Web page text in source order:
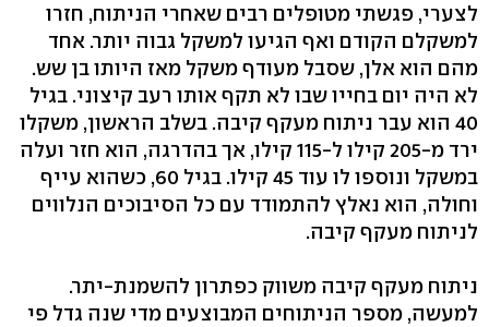
לצערי, פגשתי מטופלים רבים שאחרי הניתוח, חזרו
למשקלם הקודם ואף הגיעו למשקל גבוה יותר. אחד
מהם הוא אלן, שסבל מעודף משקל מאז היותו בן שש.
לא היה יום בחייו שבו לא תקף אותו רעב קיצוני. בגיל
40 הוא עבר ניתוח מעקף קיבה. בשלב הראשון, משקלו
ירד מ-205 קילו ל-115 קילו, אך בהדרגה, הוא חזר ועלה
במשקל ונוספו לו עוד 45 קילו. בגיל 60, כשהוא עייף
וחולה, הוא נאלץ להתמודד עם כל הסיבוכים הנלווים
לניתוח מעקף קיבה.
ניתוח מעקף קיבה משווק כפתרון להשמנת-יתר.
למעשה, מספר הניתוחים המבוצעים מדי שנה גדל פי